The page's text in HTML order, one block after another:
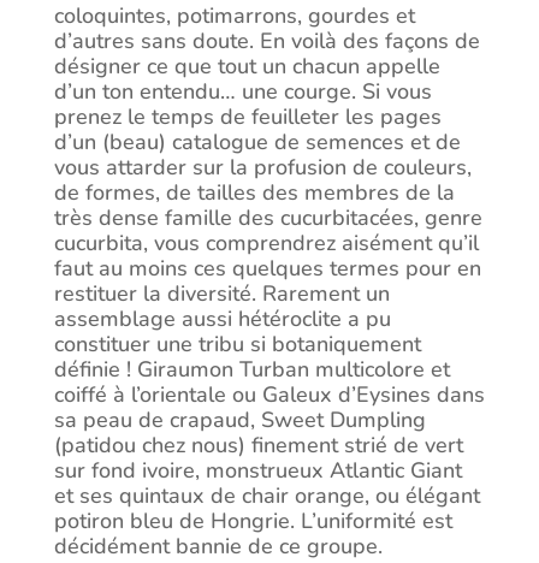
coloquintes, potimarrons, gourdes et
d’autres sans doute. En voilà des façons de
désigner ce que tout un chacun appelle
d’un ton entendu… une courge. Si vous
prenez le temps de feuilleter les pages
d’un (beau) catalogue de semences et de
vous attarder sur la profusion de couleurs,
de formes, de tailles des membres de la
très dense famille des cucurbitacées, genre
cucurbita, vous comprendrez aisément qu’il
faut au moins ces quelques termes pour en
restituer la diversité. Rarement un
assemblage aussi hétéroclite a pu
constituer une tribu si botaniquement
définie ! Giraumon Turban multicolore et
coiffé à l’orientale ou Galeux d’Eysines dans
sa peau de crapaud, Sweet Dumpling
(patidou chez nous) finement strié de vert
sur fond ivoire, monstrueux Atlantic Giant
et ses quintaux de chair orange, ou élégant
potiron bleu de Hongrie. L’uniformité est
décidément bannie de ce groupe.